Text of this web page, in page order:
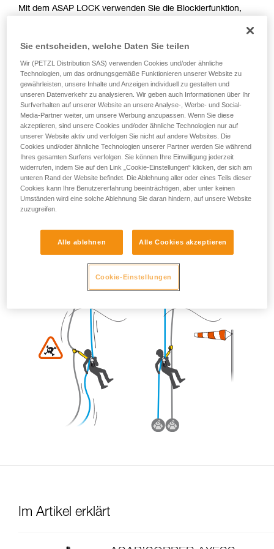
Sie ihn eigenständig durchführen.
noch andere Techniken, die hier nicht
beschrieben werden.
Mit dem ASAP LOCK verwenden Sie die Blockierfunktion,
Aufstieg der anwendenden Person wird durch diese Funktion
nicht behindert.
Mit dem ASAP, das keine Blockierfunktion hat, können
andere Techniken angewendet werden:
Halten des Seils von einem Teammitglied am Boden
Gewicht am Seilende
Befestigen des Seilendes an einem Anschlagpunkt
Alle drei Optionen müssen im Rahmen des Rettungsplans
überprüft werden. In jedem Fall ist für jede Situation eine
spezielle Gefährdungsbeurteilung durchzuführen.
Im Artikel erklärt
Sie entscheiden, welche Daten Sie teilen
Wir (PETZL Distribution SAS) verwenden Cookies und/oder ähnliche
Technologien, um das ordnungsgemäße Funktionieren unserer Website zu
gewährleisten, unsere Inhalte und Anzeigen individuell zu gestalten und
unseren Datenverkehr zu analysieren. Wir geben auch Informationen über Ihr
Surfverhalten auf unserer Website an unsere Analyse-, Werbe- und Social-
Media-Partner weiter, um unsere Werbung anzupassen. Wenn Sie diese
akzeptieren, sind unsere Cookies und/oder ähnliche Technologien nur auf
unserer Website aktiv und verfolgen Sie nicht auf andere Websites. Die
Cookies und/oder ähnliche Technologien unserer Partner werden Sie während
Ihres gesamten Surfens verfolgen. Sie können Ihre Einwilligung jederzeit
widerrufen, indem Sie auf den Link „Cookie-Einstellungen“ klicken, der sich am
unteren Rand der Website befindet. Die Ablehnung aller oder eines Teils dieser
Cookies kann Ihre Benutzererfahrung beeinträchtigen, aber unter keinen
Umständen wird eine solche Ablehnung Sie daran hindern, auf unsere Website
zuzugreifen.
Alle ablehnen Alle Cookies akzeptieren
Cookie-Einstellungen